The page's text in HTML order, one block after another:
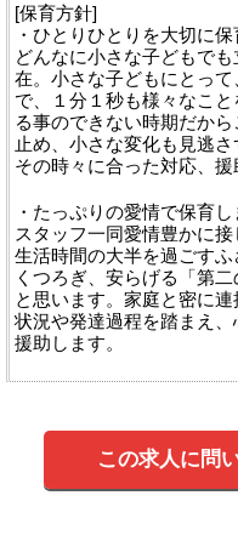
[保育方針]
・ひとりひとりを大切に保
どんなに小さな子どもで
在。小さな子どもにとっ
で、１分１秒も様々なこ
る事のできない時期だか
止め、小さな変化も見逃
その時々に合った対応、援
・たっぷりの愛情で保育し
スタッフ一同愛情豊かに
生活時間の大半を過ごすふ
くつろぎ、安らげる「第
と思います。家庭と密に
状況や発達過程を踏まえ
援助します。
この求人に問